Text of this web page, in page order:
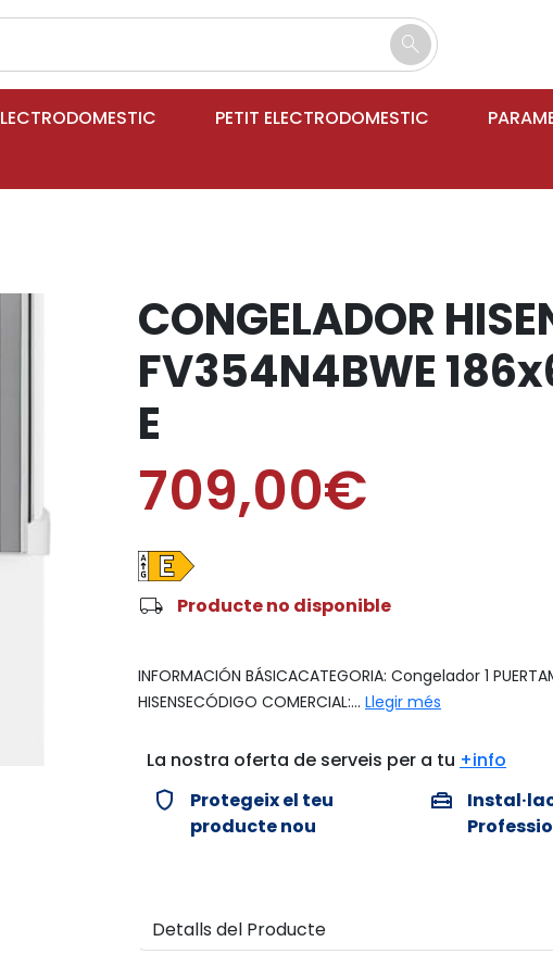
search
PETIT ELECTRODOMESTIC
CONGELADOR
FV354N4BWE
E
709,00€
local_shipping Producte no disponible
INFORMACIÓN BÁSICACATEGORIA: Congelador 1
HISENSECÓDIGO COMERCIAL:... Llegir més
La nostra oferta de serveis per a tu +info
verified_user
Protegeix el teu
producte nou
home_repair_service
Detalls del Producte